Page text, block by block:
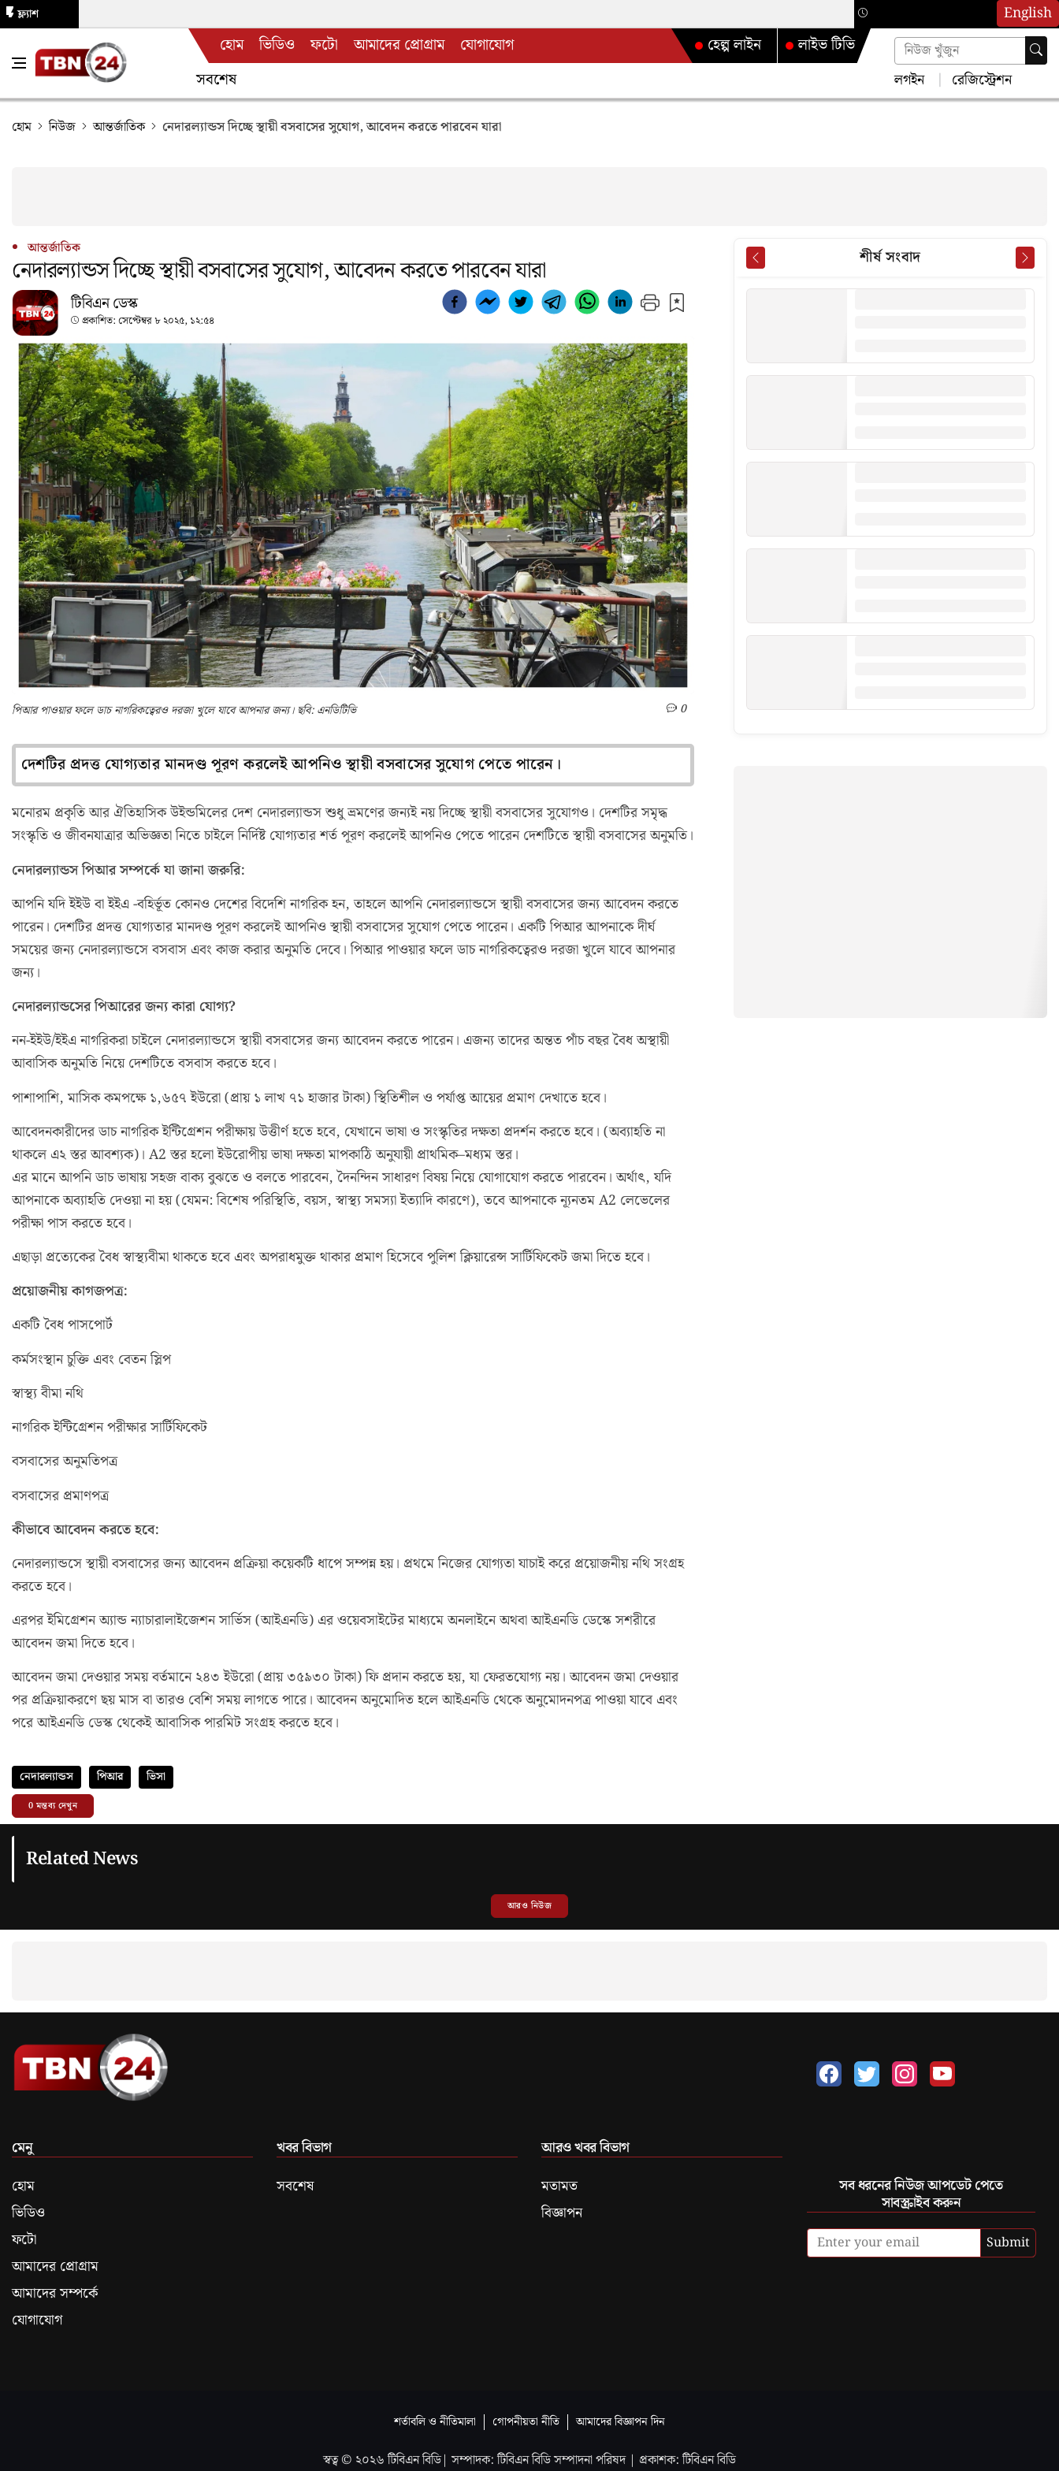
English
ফ্ল্যাশ
হোম ভিডিও ফটো আমাদের প্রোগ্রাম যোগাযোগ লাইভ টিভি
হেল্প লাইন
সবশেষ
লগইন রেজিস্ট্রেশন
হোম নিউজ আন্তর্জাতিক নেদারল্যান্ডস দিচ্ছে স্থায়ী বসবাসের সুযোগ, আবেদন করতে পারবেন যারা
আন্তর্জাতিক
নেদারল্যান্ডস দিচ্ছে স্থায়ী বসবাসের সুযোগ, আবেদন করতে পারবেন যারা
টিবিএন ডেস্ক
প্রকাশিত: সেপ্টেম্বর ৮ ২০২৫, ১২:৫৪
পিআর পাওয়ার ফলে ডাচ নাগরিকত্বেরও দরজা খুলে যাবে আপনার জন্য। ছবি: এনডিটিভি 0
দেশটির প্রদত্ত যোগ্যতার মানদণ্ড পূরণ করলেই আপনিও স্থায়ী বসবাসের সুযোগ পেতে পারেন।
মনোরম প্রকৃতি আর ঐতিহাসিক উইন্ডমিলের দেশ নেদারল্যান্ডস শুধু ভ্রমণের জন্যই নয় দিচ্ছে স্থায়ী বসবাসের সুযোগও। দেশটির সমৃদ্ধ
সংস্কৃতি ও জীবনযাত্রার অভিজ্ঞতা নিতে চাইলে নির্দিষ্ট যোগ্যতার শর্ত পূরণ করলেই আপনিও পেতে পারেন দেশটিতে স্থায়ী বসবাসের অনুমতি।
নেদারল্যান্ডস পিআর সম্পর্কে যা জানা জরুরি:
আপনি যদি ইইউ বা ইইএ -বহির্ভূত কোনও দেশের বিদেশি নাগরিক হন, তাহলে আপনি নেদারল্যান্ডসে স্থায়ী বসবাসের জন্য আবেদন করতে
পারেন। দেশটির প্রদত্ত যোগ্যতার মানদণ্ড পূরণ করলেই আপনিও স্থায়ী বসবাসের সুযোগ পেতে পারেন। একটি পিআর আপনাকে দীর্ঘ
সময়ের জন্য নেদারল্যান্ডসে বসবাস এবং কাজ করার অনুমতি দেবে। পিআর পাওয়ার ফলে ডাচ নাগরিকত্বেরও দরজা খুলে যাবে আপনার
জন্য।
নেদারল্যান্ডসের পিআরের জন্য কারা যোগ্য?
নন-ইইউ/ইইএ নাগরিকরা চাইলে নেদারল্যান্ডসে স্থায়ী বসবাসের জন্য আবেদন করতে পারেন। এজন্য তাদের অন্তত পাঁচ বছর বৈধ অস্থায়ী
আবাসিক অনুমতি নিয়ে দেশটিতে বসবাস করতে হবে।
পাশাপাশি, মাসিক কমপক্ষে ১,৬৫৭ ইউরো (প্রায় ১ লাখ ৭১ হাজার টাকা) স্থিতিশীল ও পর্যাপ্ত আয়ের প্রমাণ দেখাতে হবে।
আবেদনকারীদের ডাচ নাগরিক ইন্টিগ্রেশন পরীক্ষায় উত্তীর্ণ হতে হবে, যেখানে ভাষা ও সংস্কৃতির দক্ষতা প্রদর্শন করতে হবে। (অব্যাহতি না
থাকলে এ২ স্তর আবশ্যক)। A2 স্তর হলো ইউরোপীয় ভাষা দক্ষতা মাপকাঠি অনুযায়ী প্রাথমিক–মধ্যম স্তর।
এর মানে আপনি ডাচ ভাষায় সহজ বাক্য বুঝতে ও বলতে পারবেন, দৈনন্দিন সাধারণ বিষয় নিয়ে যোগাযোগ করতে পারবেন। অর্থাৎ, যদি
আপনাকে অব্যাহতি দেওয়া না হয় (যেমন: বিশেষ পরিস্থিতি, বয়স, স্বাস্থ্য সমস্যা ইত্যাদি কারণে), তবে আপনাকে ন্যূনতম A2 লেভেলের
পরীক্ষা পাস করতে হবে।
এছাড়া প্রত্যেকের বৈধ স্বাস্থ্যবীমা থাকতে হবে এবং অপরাধমুক্ত থাকার প্রমাণ হিসেবে পুলিশ ক্লিয়ারেন্স সার্টিফিকেট জমা দিতে হবে।
প্রয়োজনীয় কাগজপত্র:
একটি বৈধ পাসপোর্ট
কর্মসংস্থান চুক্তি এবং বেতন স্লিপ
স্বাস্থ্য বীমা নথি
নাগরিক ইন্টিগ্রেশন পরীক্ষার সার্টিফিকেট
বসবাসের অনুমতিপত্র
বসবাসের প্রমাণপত্র
কীভাবে আবেদন করতে হবে:
নেদারল্যান্ডসে স্থায়ী বসবাসের জন্য আবেদন প্রক্রিয়া কয়েকটি ধাপে সম্পন্ন হয়। প্রথমে নিজের যোগ্যতা যাচাই করে প্রয়োজনীয় নথি সংগ্রহ
করতে হবে।
এরপর ইমিগ্রেশন অ্যান্ড ন্যাচারালাইজেশন সার্ভিস (আইএনডি) এর ওয়েবসাইটের মাধ্যমে অনলাইনে অথবা আইএনডি ডেস্কে সশরীরে
আবেদন জমা দিতে হবে।
আবেদন জমা দেওয়ার সময় বর্তমানে ২৪৩ ইউরো (প্রায় ৩৫৯৩০ টাকা) ফি প্রদান করতে হয়, যা ফেরতযোগ্য নয়। আবেদন জমা দেওয়ার
পর প্রক্রিয়াকরণে ছয় মাস বা তারও বেশি সময় লাগতে পারে। আবেদন অনুমোদিত হলে আইএনডি থেকে অনুমোদনপত্র পাওয়া যাবে এবং
পরে আইএনডি ডেস্ক থেকেই আবাসিক পারমিট সংগ্রহ করতে হবে।
নেদারল্যান্ডস পিআর ভিসা
0মন্তব্য দেখুন
শীর্ষ সংবাদ
Related News
আরও নিউজ
মেনু
হোম
ভিডিও
ফটো
আমাদের প্রোগ্রাম
আমাদের সম্পর্কে
যোগাযোগ
খবর বিভাগ
সবশেষ
আরও খবর বিভাগ
মতামত
বিজ্ঞাপন
সব ধরনের নিউজ আপডেট পেতে
সাবস্ক্রাইব করুন
Submit
শর্তাবলি ও নীতিমালা গোপনীয়তা নীতি আমাদের বিজ্ঞাপন দিন
স্বত্ব © ২০২৬ টিবিএন বিডি| সম্পাদক: টিবিএন বিডি সম্পাদনা পরিষদ | প্রকাশক: টিবিএন বিডি